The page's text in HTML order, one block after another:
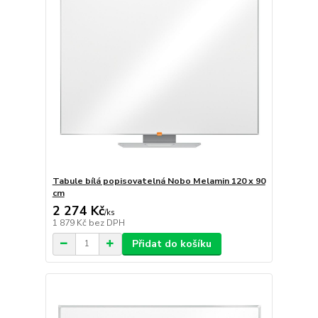
Tabule bílá popisovatelná Nobo Melamin 120 x 90
cm
2 274 Kč/ks
1 879 Kč bez DPH
Přidat do košíku